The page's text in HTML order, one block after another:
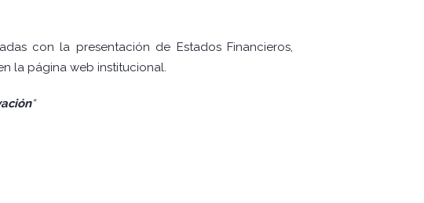
con la presentación de Estados Financieros,
la página web institucional.
“